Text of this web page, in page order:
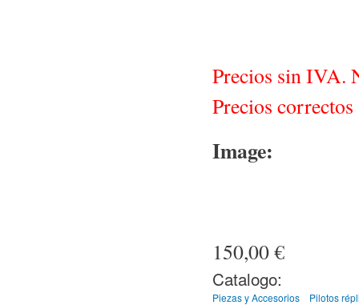
Precios sin IVA.
Precios
Image:
150,00 €
Catalogo:
Piezas y Accesorios Pilotos